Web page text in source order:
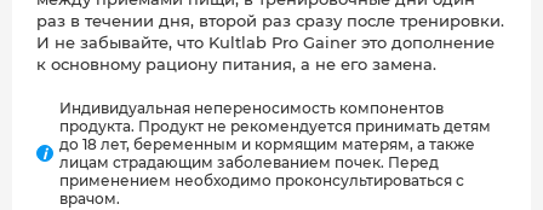
раз в течении дня, второй раз сразу после тренировки.
И не забывайте, что Kultlab Pro Gainer это дополнение
к основному рациону питания, а не его замена.
i
Индивидуальная непереносимость компонентов
продукта. Продукт не рекомендуется принимать детям
до 18 лет, беременным и кормящим матерям, а также
лицам страдающим заболеванием почек. Перед
применением необходимо проконсультироваться с
врачом.